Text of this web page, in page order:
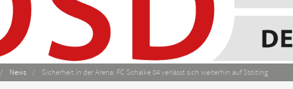
/ News / Sicherheit in der Arena: FC Schalke 04 verlässt sich weiterhin auf Stölting